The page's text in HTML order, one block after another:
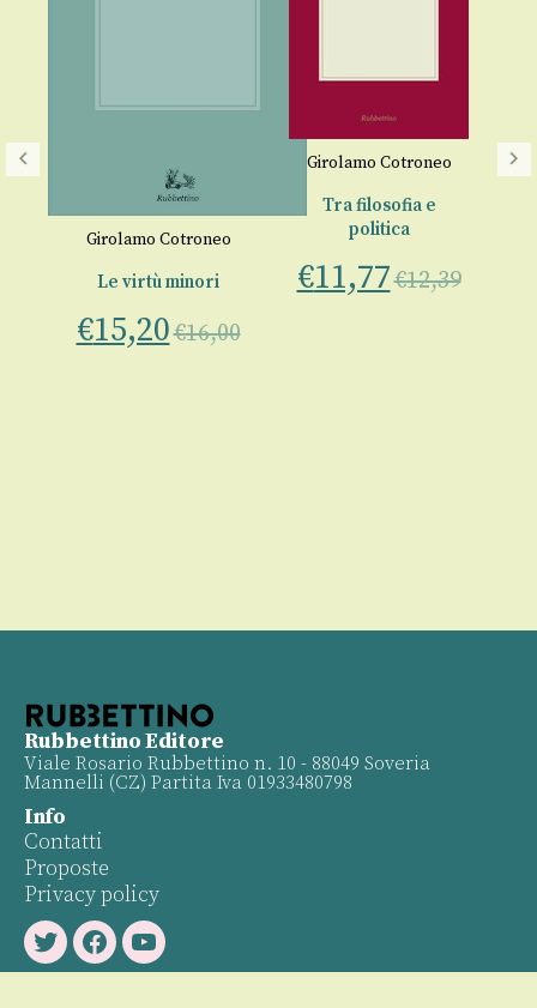
Girolamo Cotroneo
Le virtù minori
€15,20€16,00
Girolamo Cotroneo
Tra filosofia e
politica
€11,77€12,39
Rubbettino Editore
Viale Rosario Rubbettino n. 10 - 88049 Soveria
Mannelli (CZ) Partita Iva 01933480798
Info
Contatti
Proposte
Privacy policy
TwitterFacebookYoutube